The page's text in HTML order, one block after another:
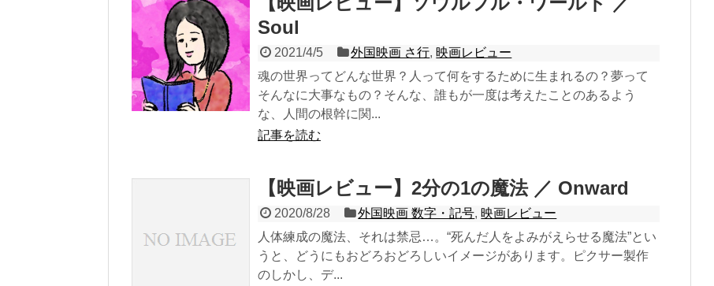
Soul
2021/4/5 外国映画 さ行, 映画レビュー
魂の世界ってどんな世界？人って何をするために生まれるの？夢って
そんなに大事なもの？そんな、誰もが一度は考えたことのあるよう
な、人間の根幹に関...
記事を読む
【映画レビュー】2分の1の魔法 ／ Onward
2020/8/28 外国映画 数字・記号, 映画レビュー
人体練成の魔法、それは禁忌…。“死んだ人をよみがえらせる魔法”とい
うと、どうにもおどろおどろしいイメージがあります。ピクサー製作
のしかし、デ...